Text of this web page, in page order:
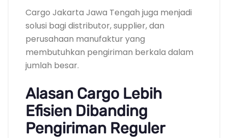
Cargo Jakarta Jawa Tengah juga menjadi
solusi bagi distributor, supplier, dan
perusahaan manufaktur yang
membutuhkan pengiriman berkala dalam
jumlah besar.
Alasan Cargo Lebih
Efisien Dibanding
Pengiriman Reguler